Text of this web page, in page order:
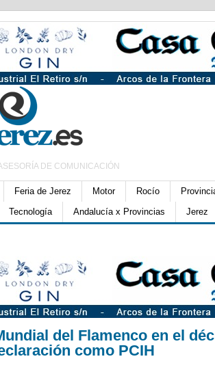
DE COMUNICACIÓN
Feria de Jerez Motor Rocío
Tecnología Andalucía x Provincias Jerez
del Flamenco en el
como PCIH